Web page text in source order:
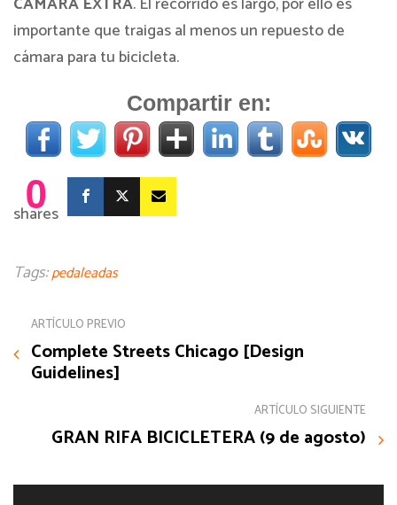
importante que traigas al menos un repuesto de
cámara para tu bicicleta.
Compartir en:
0
shares
Tags:pedaleadas
ARTÍCULO PREVIO
Complete Streets Chicago [Design
Guidelines]
ARTÍCULO SIGUIENTE
GRAN RIFA BICICLETERA (9 de agosto)